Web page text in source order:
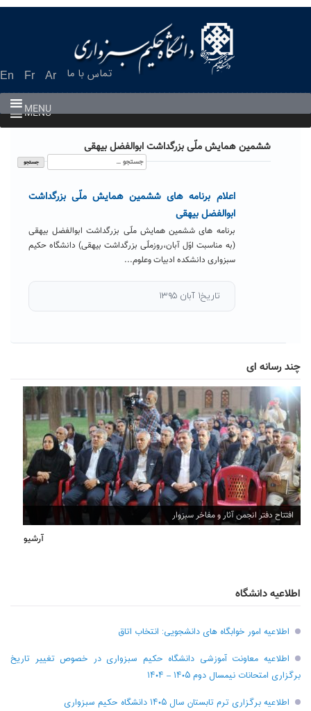
En Fr Ar تماس با ما
MENU
MENU
ششمین همایش ملّی بزرگداشت ابوالفضل بیهقی
جستجو
برای:
اعلام برنامه های ششمین همایش ملّی بزرگداشت
ابوالفضل بیهقی
برنامه های ششمین همایش ملّی بزرگداشت ابوالفضل بیهقی
(به مناسبت اوّل آبان،روزملّی بزرگداشت بیهقی) دانشگاه حکیم
سبزواری دانشکده ادبیات وعلوم...
تاریخ۱ آبان ۱۳۹۵
چند رسانه ای
افتتاح دفتر انجمن آثار و مفاخر سبزوار
آرشیو
اطلاعیه دانشگاه
اطلاعیه امور خوابگاه های دانشجویی: انتخاب اتاق
اطلاعیه معاونت آموزشی دانشگاه حکیم سبزواری در خصوص تغییر تاریخ
برگزاری امتحانات نیمسال دوم ۱۴۰۵ – ۱۴۰۴
اطلاعیه برگزاری ترم تابستان سال ۱۴۰۵ دانشگاه حکیم سبزواری